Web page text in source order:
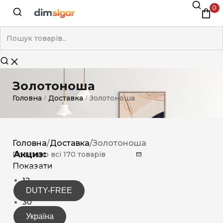
0
Золотоноша
Головна / Доставка / Золотоноша
Акциз:
DUTY-FREE
Україна
Головна/Доставка/Золотоноша
Показано всі 170 товарів
Показати
12
15
30